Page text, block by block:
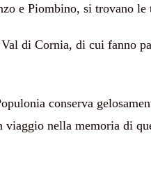
e Piombino, si trovano
di Cornia, di cui fanno
conserva
viaggio nella memoria di